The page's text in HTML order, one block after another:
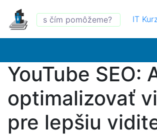
IT
YouTube SEO:
optimalizovať
pre lepšiu